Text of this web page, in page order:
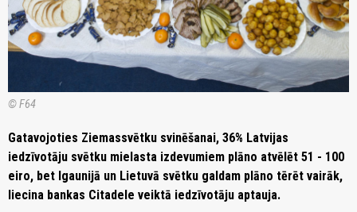
© F64
Gatavojoties Ziemassvētku svinēšanai, 36% Latvijas
iedzīvotāju svētku mielasta izdevumiem plāno atvēlēt 51 - 100
eiro, bet Igaunijā un Lietuvā svētku galdam plāno tērēt vairāk,
liecina bankas Citadele veiktā iedzīvotāju aptauja.